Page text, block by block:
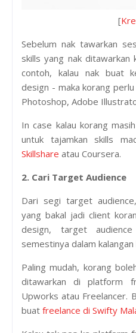
[
Sebelum nak tawarkan
skills yang nak ditawarkan
contoh, kalau nak buat
design - maka korang
Photoshop, Adobe
In case kalau korang
untuk tajamkan skills
Skillshare atau Coursera.
2. Cari Target Audience
Dari segi target
yang bakal jadi client
design, target
semestinya dalam
Paling mudah, korang
ditawarkan di platform
Upworks atau Freelancer.
buat freelance di Swifty